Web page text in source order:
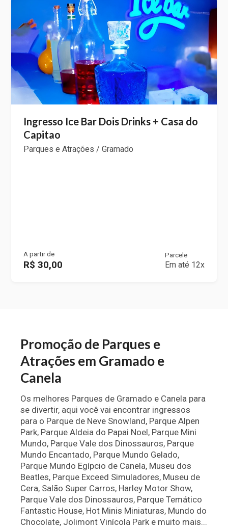
Ingresso Ice Bar Dois Drinks + Casa do
Capitao
Parques e Atrações / Gramado
A partir de
R$ 30,00
Parcele
Em até 12x
Promoção de Parques e
Atrações em Gramado e
Canela
Os melhores Parques de Gramado e Canela para
se divertir, aqui você vai encontrar ingressos
para o Parque de Neve Snowland, Parque Alpen
Park, Parque Aldeia do Papai Noel, Parque Mini
Mundo, Parque Vale dos Dinossauros, Parque
Mundo Encantado, Parque Mundo Gelado,
Parque Mundo Egípcio de Canela, Museu dos
Beatles, Parque Exceed Simuladores, Museu de
Cera, Salão Super Carros, Harley Motor Show,
Parque Vale dos Dinossauros, Parque Temático
Fantastic House, Hot Minis Miniaturas, Mundo do
Chocolate, Jolimont Vinícola Park e muito mais...